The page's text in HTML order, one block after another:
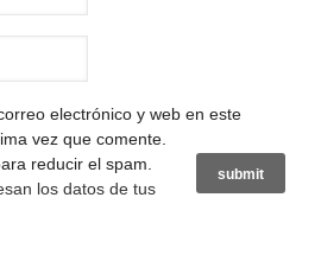
electrónico y web en este
vez que comente.
reducir el spam.
los datos de tus